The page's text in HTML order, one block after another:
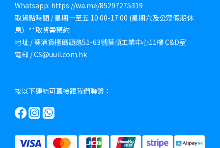
Whatsapp: https://wa.me/85297275319
取貨點時間 / 星期一至五 10:00-17:00 (星期六及公眾假期休
息）**取貨需預約
地址 / 葵涌貨櫃碼頭路51-63號葵順工業中心11樓 C&D室
電郵 / CS@uuil.com.hk
按以下連結可直接跟我們聯繫：